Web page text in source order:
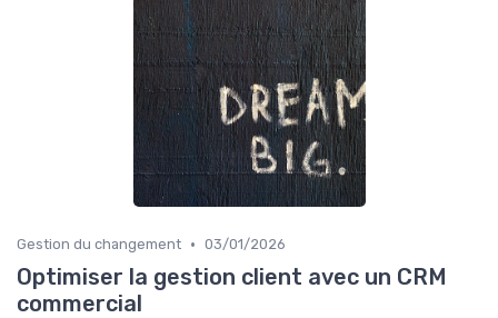
Gestion du changement • 03/01/2026
Optimiser la gestion client avec un CRM
commercial